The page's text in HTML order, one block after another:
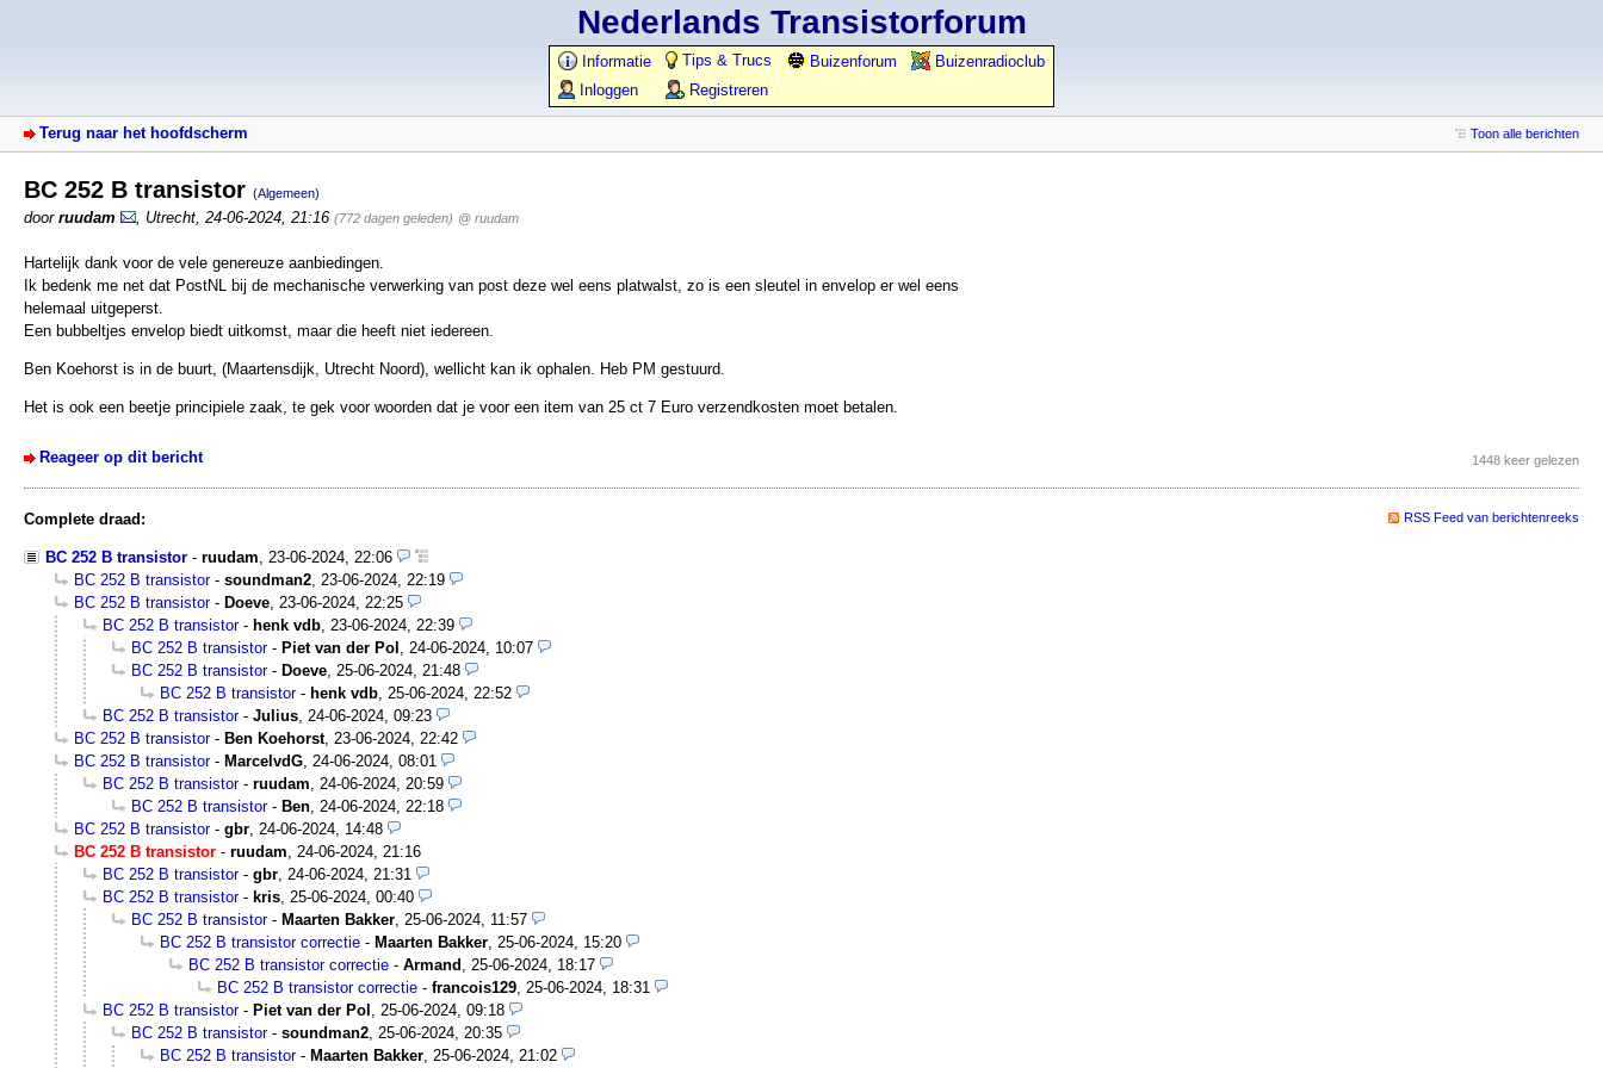
Nederlands Transistorforum
Informatie Tips & Trucs Buizenforum
Buizenradioclub
Inloggen
Registreren
Terug naar het hoofdscherm Toon alle berichten
BC 252 B transistor (Algemeen)
door ruudam Utrecht 24-06-2024, 21:16 (772 dagen geleden) @ ruudam
Hartelijk dank voor de vele genereuze aanbiedingen.
Ik bedenk me net dat PostNL bij de mechanische verwerking van post deze wel eens platwalst, zo is een sleutel in envelop er wel eens
helemaal uitgeperst.
Een bubbeltjes envelop biedt uitkomst, maar die heeft niet iedereen.
Ben Koehorst is in de buurt, (Maartensdijk, Utrecht Noord), wellicht kan ik ophalen. Heb PM gestuurd.
Het is ook een beetje principiele zaak, te gek voor woorden dat je voor een item van 25 ct 7 Euro verzendkosten moet betalen.
Reageer op dit bericht 1448 keer gelezen
Complete draad: RSS Feed van berichtenreeks
BC 252 B transistor - ruudam, 23-06-2024, 22:06
BC 252 B transistor- soundman2, 23-06-2024, 22:19
BC 252 B transistor- Doeve, 23-06-2024, 22:25
BC 252 B transistor- henk vdb, 23-06-2024, 22:39
BC 252 B transistor- Piet van der Pol , 24-06-2024, 10:07
BC 252 B transistor- Doeve, 25-06-2024, 21:48
BC 252 B transistor- henk vdb, 25-06-2024, 22:52
BC 252 B transistor- Julius, 24-06-2024, 09:23
BC 252 B transistor- Ben Koehorst, 23-06-2024, 22:42
BC 252 B transistor- MarcelvdG, 24-06-2024, 08:01
BC 252 B transistor- ruudam, 24-06-2024, 20:59
BC 252 B transistor- Ben, 24-06-2024, 22:18
BC 252 B transistor- gbr, 24-06-2024, 14:48
BC 252 B transistor - ruudam, 24-06-2024, 21:16
BC 252 B transistor- gbr, 24-06-2024, 21:31
BC 252 B transistor- kris, 25-06-2024, 00:40
BC 252 B transistor- Maarten Bakker, 25-06-2024, 11:57
BC 252 B transistor correctie - Maarten Bakker, 25-06-2024, 15:20
BC 252 B transistor correctie - Armand , 25-06-2024, 18:17
BC 252 B transistor correctie - francois129, 25-06-2024, 18:31
BC 252 B transistor- Piet van der Pol , 25-06-2024, 09:18
BC 252 B transistor- soundman2, 25-06-2024, 20:35
BC 252 B transistor- Maarten Bakker, 25-06-2024, 21:02